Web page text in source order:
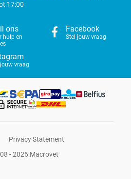
17:00
ons
hulp en
Facebook
Stel jouw vraag
vraag
Privacy Statement
- 2026 Macrovet